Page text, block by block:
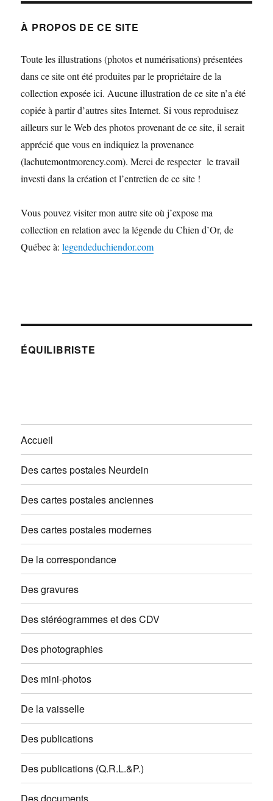
À PROPOS DE CE SITE
Toute les illustrations (photos et numérisations) présentées
dans ce site ont été produites par le propriétaire de la
collection exposée ici. Aucune illustration de ce site n’a été
copiée à partir d’autres sites Internet. Si vous reproduisez
ailleurs sur le Web des photos provenant de ce site, il serait
apprécié que vous en indiquiez la provenance
(lachutemontmorency.com). Merci de respecter le travail
investi dans la création et l’entretien de ce site !
Vous pouvez visiter mon autre site où j’expose ma
collection en relation avec la légende du Chien d’Or, de
Québec à:legendeduchiendor.com
ÉQUILIBRISTE
Accueil
Des cartes postales Neurdein
Des cartes postales anciennes
Des cartes postales modernes
De la correspondance
Des gravures
Des stéréogrammes et des CDV
Des photographies
Des mini-photos
De la vaisselle
Des publications
Des publications (Q.R.L.&P.)
Des documents